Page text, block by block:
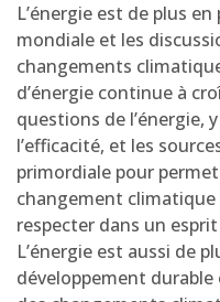
L’énergie est de plus
mondiale et les
changements
d’énergie continue à
questions de l’énergie,
l’efficacité, et les
primordiale pour
changement
respecter dans un
L’énergie est aussi de
développement